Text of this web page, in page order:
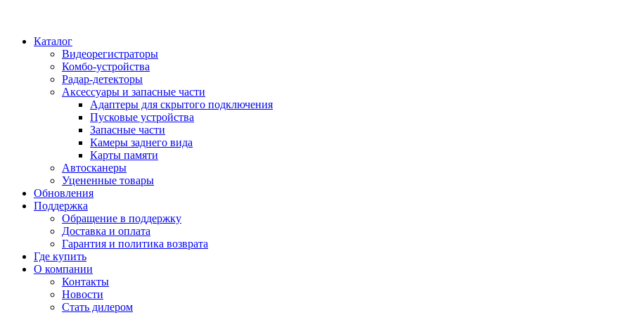
Каталог
Видеорегистраторы
Комбо-устройства
Радар-детекторы
Аксессуары и запасные части
Адаптеры для скрытого подключения
Пусковые устройства
Запасные части
Камеры заднего вида
Карты памяти
Автосканеры
Уцененные товары
Обновления
Поддержка
Обращение в поддержку
Доставка и оплата
Гарантия и политика возврата
Где купить
О компании
Контакты
Новости
Стать дилером